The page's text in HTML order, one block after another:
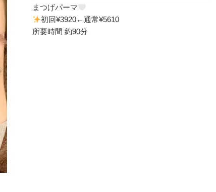
まつげパーマ‎
初回¥3920←通常¥5610
所要時間 約90分